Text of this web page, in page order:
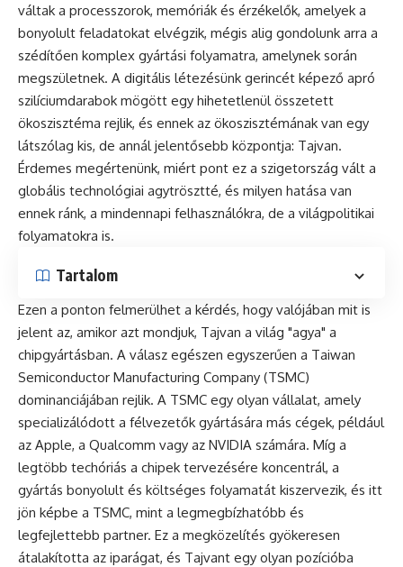
váltak a processzorok, memóriák és érzékelők, amelyek a
bonyolult feladatokat elvégzik, mégis alig gondolunk arra a
szédítően komplex gyártási folyamatra, amelynek során
megszületnek. A digitális létezésünk gerincét képező apró
szilíciumdarabok mögött egy hihetetlenül összetett
ökoszisztéma rejlik, és ennek az ökoszisztémának van egy
látszólag kis, de annál jelentősebb központja: Tajvan.
Érdemes megértenünk, miért pont ez a szigetország vált a
globális technológiai agytrösztté, és milyen hatása van
ennek ránk, a mindennapi felhasználókra, de a világpolitikai
folyamatokra is.
Tartalom
Ezen a ponton felmerülhet a kérdés, hogy valójában mit is
jelent az, amikor azt mondjuk, Tajvan a világ "agya" a
chipgyártásban. A válasz egészen egyszerűen a Taiwan
Semiconductor Manufacturing Company (TSMC)
dominanciájában rejlik. A TSMC egy olyan vállalat, amely
specializálódott a félvezetők gyártására más cégek, például
az Apple, a Qualcomm vagy az NVIDIA számára. Míg a
legtöbb techóriás a chipek tervezésére koncentrál, a
gyártás bonyolult és költséges folyamatát kiszervezik, és itt
jön képbe a TSMC, mint a legmegbízhatóbb és
legfejlettebb partner. Ez a megközelítés gyökeresen
átalakította az iparágat, és Tajvant egy olyan pozícióba